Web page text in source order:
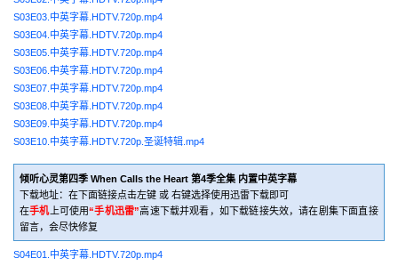
S03E03.中英字幕.HDTV.720p.mp4
S03E04.中英字幕.HDTV.720p.mp4
S03E05.中英字幕.HDTV.720p.mp4
S03E06.中英字幕.HDTV.720p.mp4
S03E07.中英字幕.HDTV.720p.mp4
S03E08.中英字幕.HDTV.720p.mp4
S03E09.中英字幕.HDTV.720p.mp4
S03E10.中英字幕.HDTV.720p.圣诞特辑.mp4
倾听心灵第四季 When Calls the Heart 第4季全集 内置中英字幕
下载地址：在下面链接点击左键 或 右键选择使用迅雷下载即可
在手机上可使用“手机迅雷”高速下载并观看，如下载链接失效，请在剧集下面直接
留言，会尽快修复
S04E01.中英字幕.HDTV.720p.mp4